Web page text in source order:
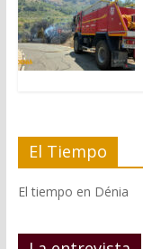
El Tiempo
El tiempo en Dénia